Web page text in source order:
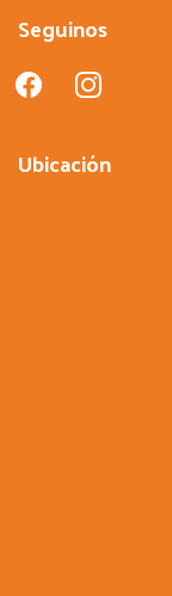
Seguinos
facebookinstagram
Ubicación